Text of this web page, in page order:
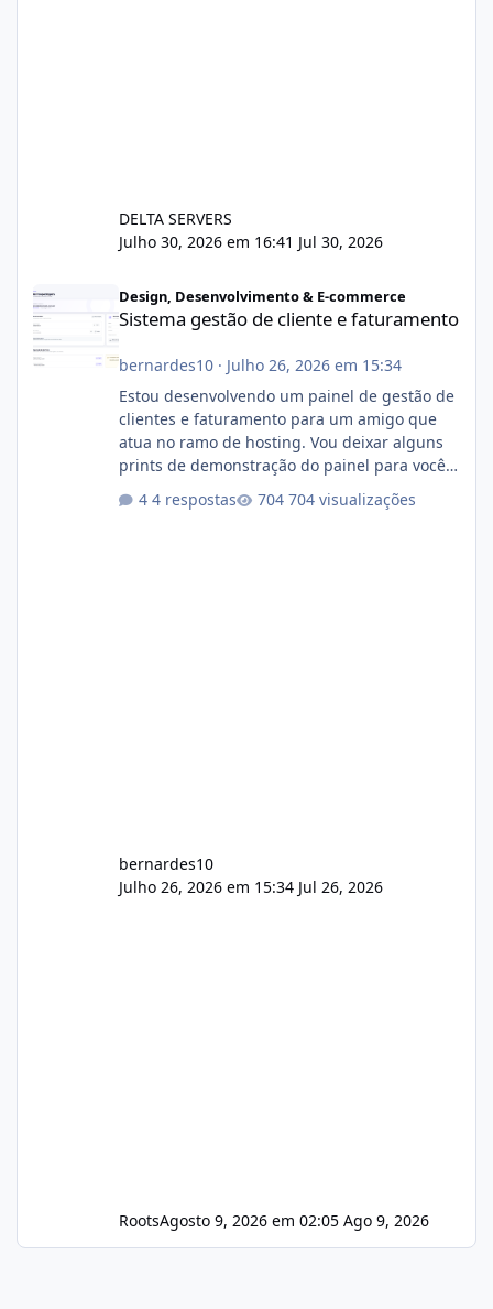
DELTA SERVERS
Julho 30, 2026 em 16:41 Jul 30, 2026
Design, Desenvolvimento & E-commerce
Sistema gestão de cliente e faturamento
bernardes10· Julho 26, 2026 em 15:34
Estou desenvolvendo um painel de gestão de
clientes e faturamento para um amigo que
atua no ramo de hosting. Vou deixar alguns
prints de demonstração do painel para vocês
com cerca de 80% concluído e conta com
4 respostas 704 visualizações
bernardes10
Julho 26, 2026 em 15:34 Jul 26, 2026
RootsAgosto 9, 2026 em 02:05 Ago 9, 2026